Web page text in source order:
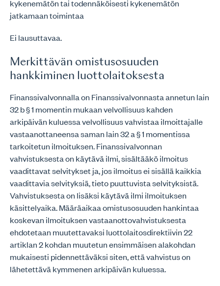
kykenemätön tai todennäköisesti kykenemätön
jatkamaan toimintaa
Ei lausuttavaa.
Merkittävän omistusosuuden
hankkiminen luottolaitoksesta
Finanssivalvonnalla on Finanssivalvonnasta annetun lain
32 b § 1 momentin mukaan velvollisuus kahden
arkipäivän kuluessa velvollisuus vahvistaa ilmoittajalle
vastaanottaneensa saman lain 32 a § 1 momentissa
tarkoitetun ilmoituksen. Finanssivalvonnan
vahvistuksesta on käytävä ilmi, sisältääkö ilmoitus
vaadittavat selvitykset ja, jos ilmoitus ei sisällä kaikkia
vaadittavia selvityksiä, tieto puuttuvista selvityksistä.
Vahvistuksesta on lisäksi käytävä ilmi ilmoituksen
käsittelyaika. Määräaikaa omistusosuuden hankintaa
koskevan ilmoituksen vastaanottovahvistuksesta
ehdotetaan muutettavaksi luottolaitosdirektiivin 22
artiklan 2 kohdan muutetun ensimmäisen alakohdan
mukaisesti pidennettäväksi siten, että vahvistus on
lähetettävä kymmenen arkipäivän kuluessa.